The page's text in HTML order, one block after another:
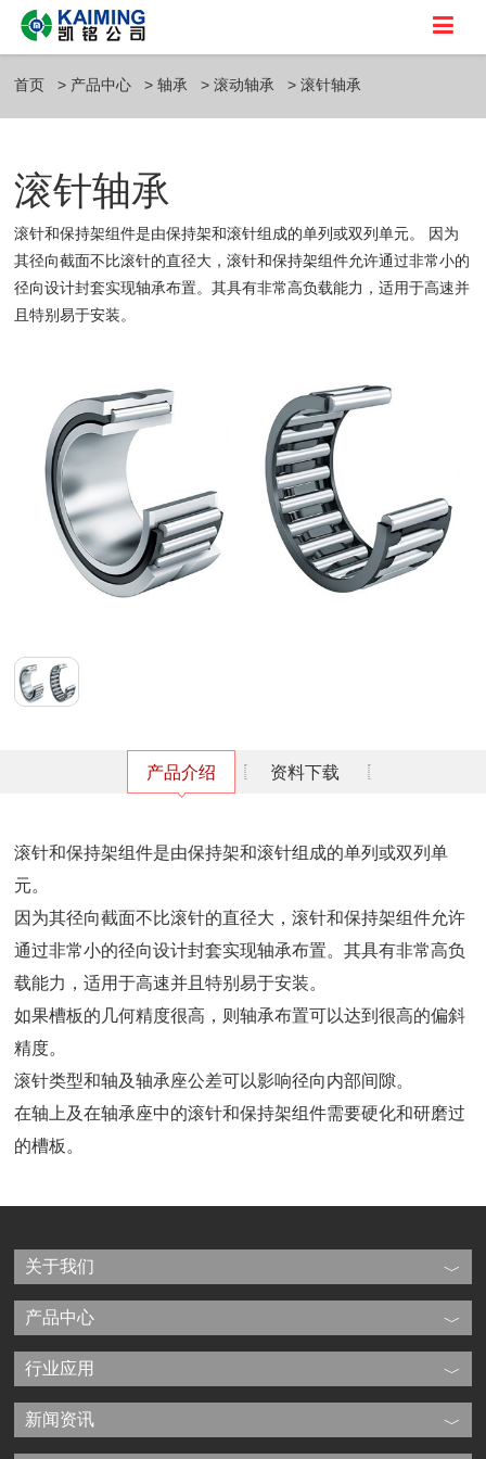
首页 产品中心 轴承 滚动轴承 滚针轴承
滚针轴承
滚针和保持架组件是由保持架和滚针组成的单列或双列单元。 因为
其径向截面不比滚针的直径大，滚针和保持架组件允许通过非常小的
径向设计封套实现轴承布置。其具有非常高负载能力，适用于高速并
且特别易于安装。
产品介绍 资料下载
滚针和保持架组件是由保持架和滚针组成的单列或双列单
元。
因为其径向截面不比滚针的直径大，滚针和保持架组件允许
通过非常小的径向设计封套实现轴承布置。其具有非常高负
载能力，适用于高速并且特别易于安装。
如果槽板的几何精度很高，则轴承布置可以达到很高的偏斜
精度。
滚针类型和轴及轴承座公差可以影响径向内部间隙。
在轴上及在轴承座中的滚针和保持架组件需要硬化和研磨过
的槽板。
关于我们
产品中心
行业应用
新闻资讯